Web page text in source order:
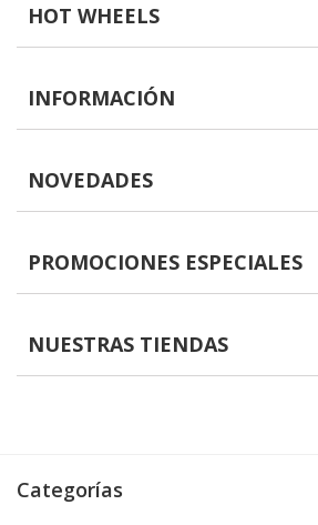
HOT WHEELS
INFORMACIÓN
NOVEDADES
PROMOCIONES ESPECIALES
NUESTRAS TIENDAS
Categorías